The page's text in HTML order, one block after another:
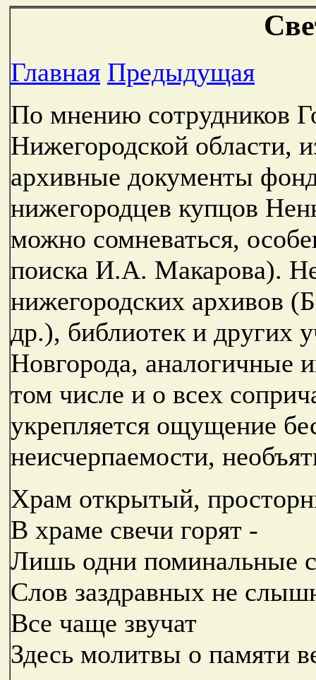
Главная Предыдущая
По мнению сотрудников
Нижегородской области,
архивные документы
нижегородцев купцов
можно сомневаться,
поиска И.А. Макарова).
нижегородских архивов
др.), библиотек и других
Новгорода, аналогичные
том числе и о всех
укрепляется ощущение
неисчерпаемости,
Храм открытый,
В храме свечи горят -
Лишь одни поминальные
Слов заздравных не
Все чаще звучат
Здесь молитвы о памяти